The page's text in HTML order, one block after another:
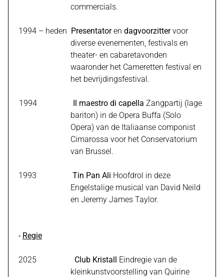
commercials.
1994 – heden Presentatoren dagvoorzittervoor
diverse evenementen, festivals en
theater- en cabaretavonden
waaronder het Cameretten festival en
het bevrijdingsfestival.
1994 Il maestro di capella Zangpartij (lage
bariton) in de Opera Buffa (Solo
Opera) van de Italiaanse componist
Cimarossa voor het Conservatorium
van Brussel.
1993 Tin Pan Ali Hoofdrol in deze
Engelstalige musical van David Neild
en Jeremy James Taylor.
- Regie
2025 Club Kristall Eindregie van de
kleinkunstvoorstelling van Quirine